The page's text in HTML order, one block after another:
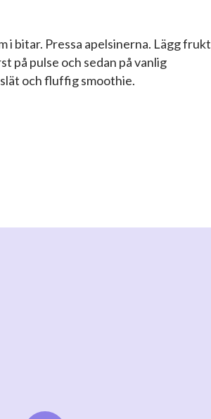
i bitar. Pressa apelsinerna. Lägg frukt
på pulse och sedan på vanlig
och fluffig smoothie.